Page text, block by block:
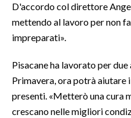
D'accordo col direttore
mettendo al lavoro per non
impreparati».
Pisacane ha lavorato per
Primavera, ora potrà aiutare
presenti. «Metterò una cura
crescano nelle migliori